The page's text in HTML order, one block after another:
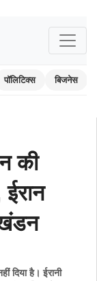
पॉलिटिक्स बिजनेस
की
खंडन
दिया है। ईरानी